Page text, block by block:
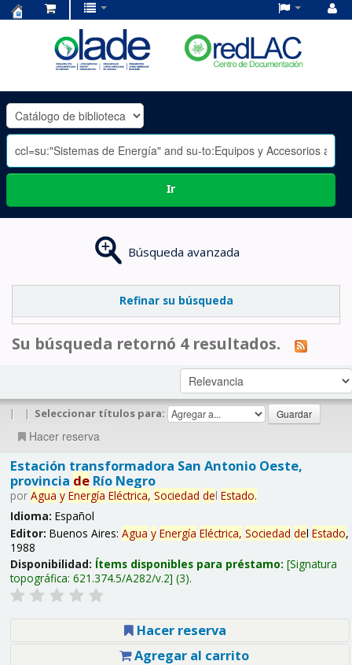
OLADE
-
Ir
Búsqueda avanzada
Refinar su búsqueda
Su búsqueda retornó 4 resultados.
| | Seleccionar títulos para:
Hacer reserva
Estación transformadora San Antonio Oeste,
provincia deRío Negro
por Agua y Energía Eléctrica, Sociedad del Estado.
Idioma: Español
Editor: Buenos Aires: Agua y Energía Eléctrica, Sociedad del Estado,
1988
Disponibilidad: Ítems disponibles para préstamo: Signatura
topográfica: 621.374.5/A282/v.2 (3).
Hacer reserva
Agregar al carrito